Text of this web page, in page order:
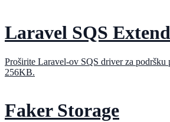
Laravel SQS
Proširite Laravel-ov SQS driver za podršku
256KB.
Faker Storage